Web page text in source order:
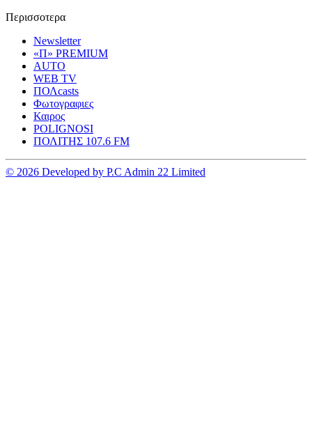
Περισσοτερα
Newsletter
«Π» PREMIUM
AUTO
WEB TV
ΠΟΛcasts
Φωτογραφιες
Καιρος
POLIGNOSI
ΠΟΛΙΤΗΣ 107.6 FM
© 2026 Developed by P.C Admin 22 Limited